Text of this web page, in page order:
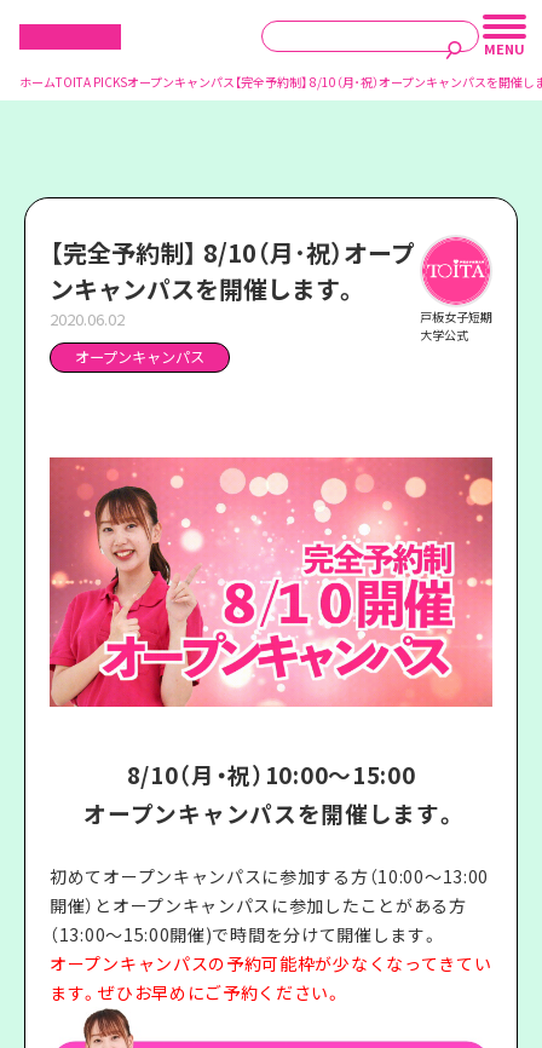
ホームTOITA PICKSオープンキャンパス 【完全予約制】 8/10（月･祝）オープンキャンパスを開催し
【完全予約制】 8/10（月･祝）オープ
ンキャンパスを開催します。
2020.06.02
オープンキャンパス
戸板女子短期
大学公式
8/10（月・祝）10:00〜15:00
オープンキャンパスを開催します。
初めてオープンキャンパスに参加する方（10:00〜13:00
開催）とオープンキャンパスに参加したことがある方
（13:00〜15:00開催)で時間を分けて開催します。
オープンキャンパスの予約可能枠が少なくなってきてい
ます。ぜひお早めにご予約ください。